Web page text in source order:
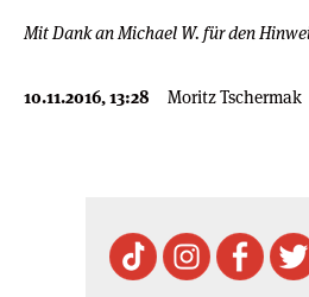
Mit Dank an Michael W. für den
10.11.2016, 13:28 Moritz Tschermak